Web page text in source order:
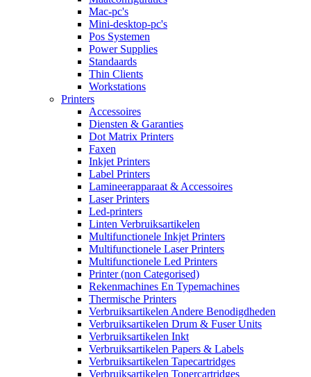
Mac-pc's
Mini-desktop-pc's
Pos Systemen
Power Supplies
Standaards
Thin Clients
Workstations
Printers
Accessoires
Diensten & Garanties
Dot Matrix Printers
Faxen
Inkjet Printers
Label Printers
Lamineerapparaat & Accessoires
Laser Printers
Led-printers
Linten Verbruiksartikelen
Multifunctionele Inkjet Printers
Multifunctionele Laser Printers
Multifunctionele Led Printers
Printer (non Categorised)
Rekenmachines En Typemachines
Thermische Printers
Verbruiksartikelen Andere Benodigdheden
Verbruiksartikelen Drum & Fuser Units
Verbruiksartikelen Inkt
Verbruiksartikelen Papers & Labels
Verbruiksartikelen Tapecartridges
Verbruiksartikelen Tonercartridges